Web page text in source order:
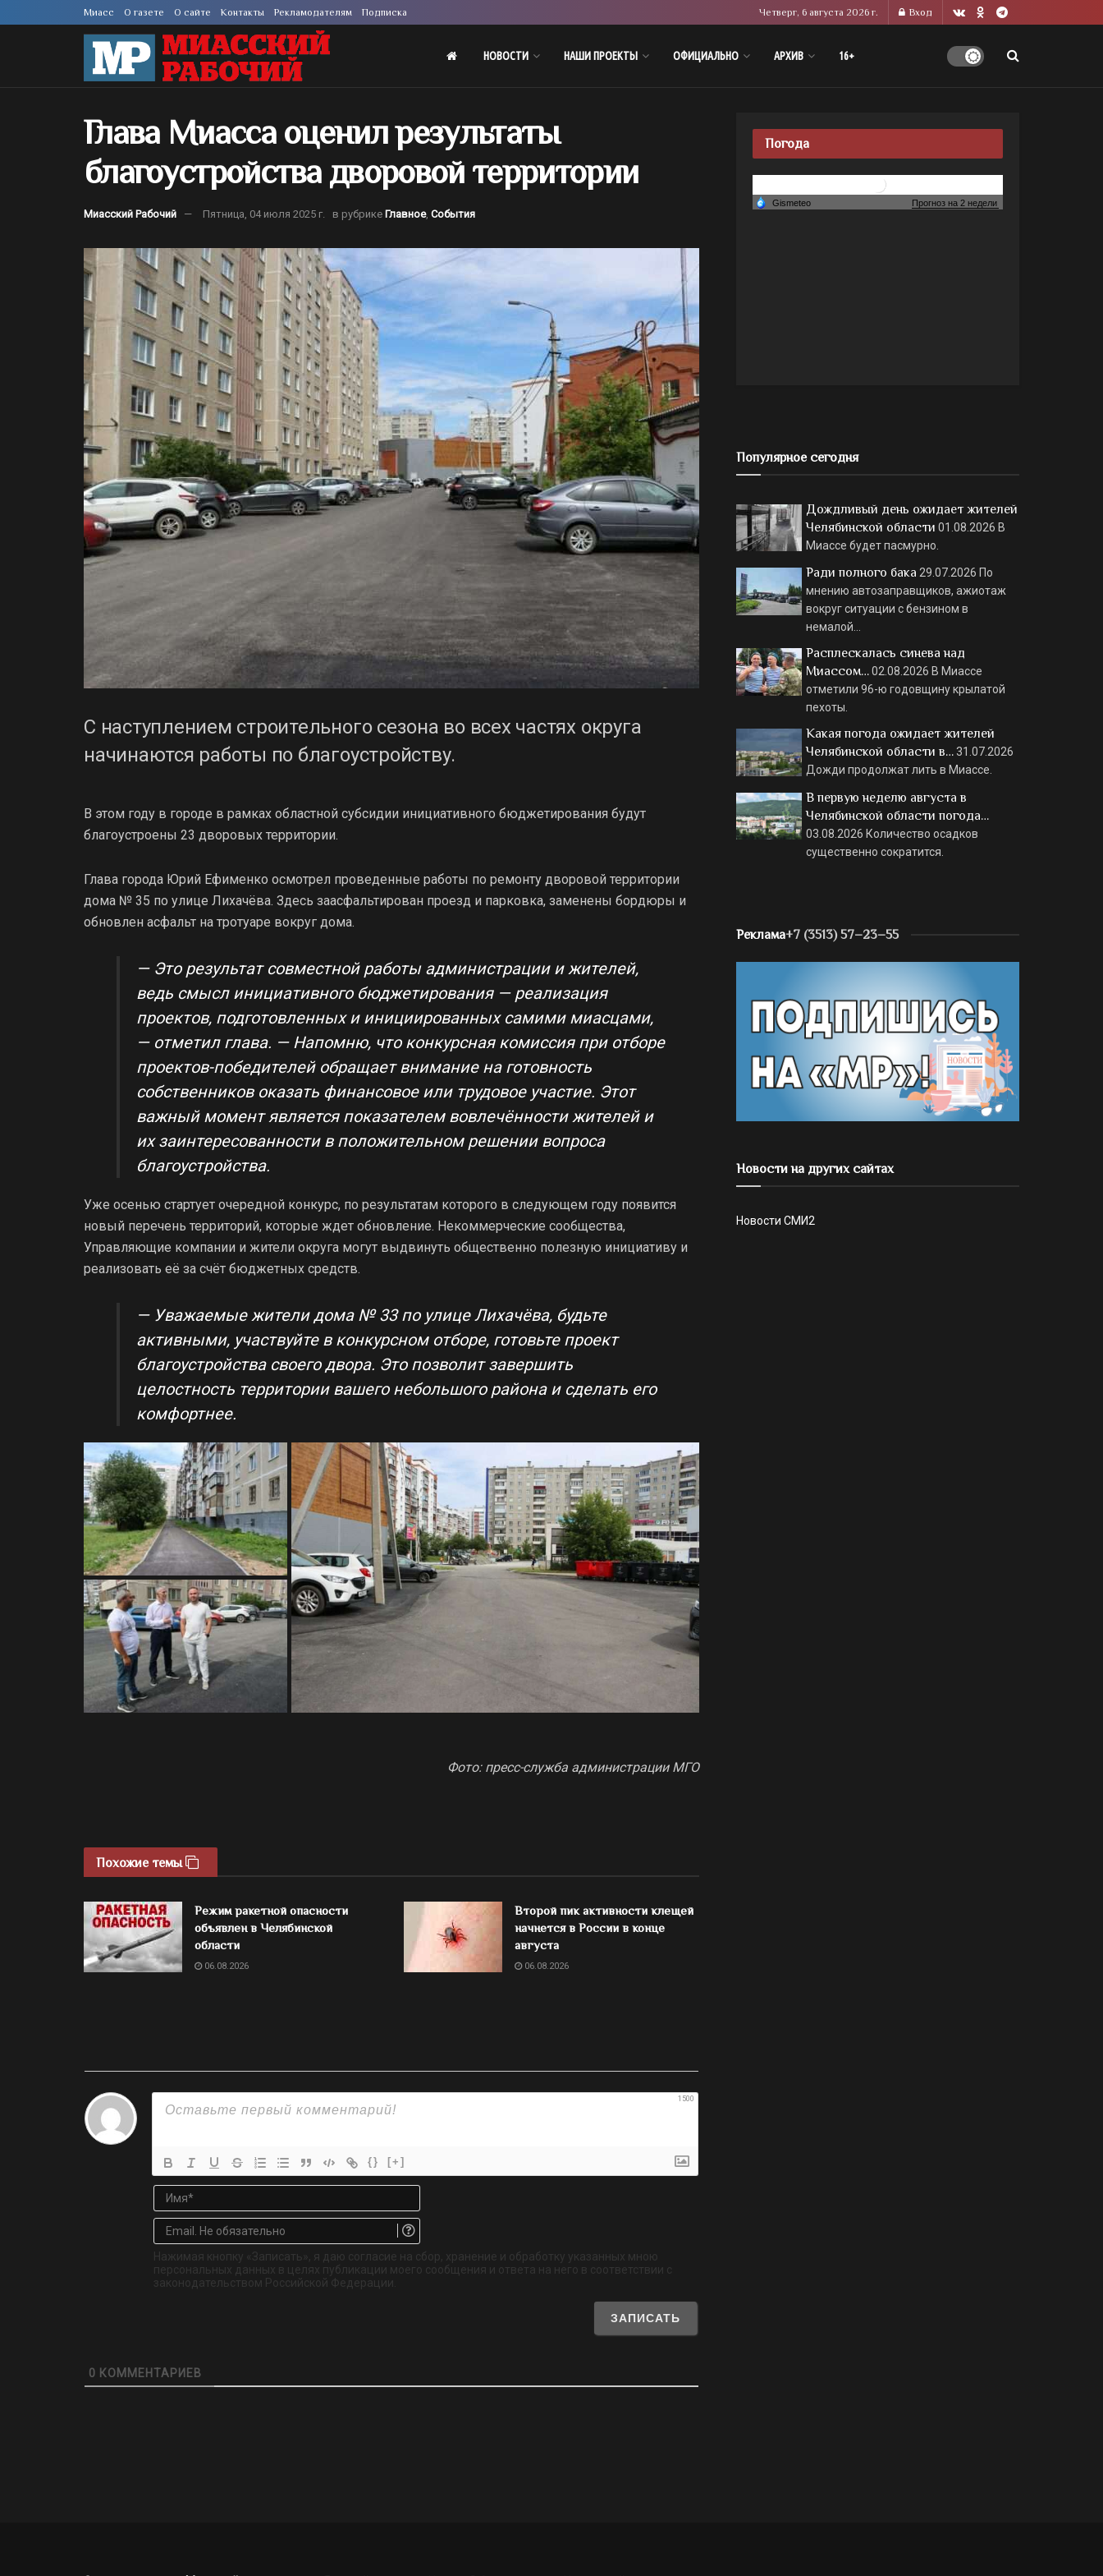
Миасс О газете О сайте Контакты Рекламодателям Подписка Четверг, 6 августа 2026 г. Вход
НОВОСТИ НАШИ ПРОЕКТЫ ОФИЦИАЛЬНО АРХИВ 16+
Глава Миасса оценил результаты
благоустройства дворовой территории
Миасский Рабочий Пятница, 04 июля 2025 г. в рубрике Главное, События
С наступлением строительного сезона во всех частях округа
начинаются работы по благоустройству.
В этом году в городе в рамках областной субсидии инициативного бюджетирования будут
благоустроены 23 дворовых территории.
Глава города Юрий Ефименко осмотрел проведенные работы по ремонту дворовой территории
дома № 35 по улице Лихачёва. Здесь заасфальтирован проезд и парковка, заменены бордюры и
обновлен асфальт на тротуаре вокруг дома.
— Это результат совместной работы администрации и жителей,
ведь смысл инициативного бюджетирования — реализация
проектов, подготовленных и инициированных самими миасцами,
— отметил глава. — Напомню, что конкурсная комиссия при отборе
проектов-победителей обращает внимание на готовность
собственников оказать финансовое или трудовое участие. Этот
важный момент является показателем вовлечённости жителей и
их заинтересованности в положительном решении вопроса
благоустройства.
Уже осенью стартует очередной конкурс, по результатам которого в следующем году появится
новый перечень территорий, которые ждет обновление. Некоммерческие сообщества,
Управляющие компании и жители округа могут выдвинуть общественно полезную инициативу и
реализовать её за счёт бюджетных средств.
— Уважаемые жители дома № 33 по улице Лихачёва, будьте
активными, участвуйте в конкурсном отборе, готовьте проект
благоустройства своего двора. Это позволит завершить
целостность территории вашего небольшого района и сделать его
комфортнее.
Фото: пресс-служба администрации МГО
Похожие темы
Режим ракетной опасности
объявлен в Челябинской
области
06.08.2026
Второй пик активности клещей
начнется в России в конце
августа
06.08.2026
1500
{} [+]
Имя*
Email.
обязательно
Нажимая кнопку «Записать», я даю согласие на сбор, хранение и обработку указанных мною
персональных данных в целях публикации моего сообщения и ответа на него в соответствии с
законодательством Российской Федерации.
0 КОММЕНТАРИЕВ
Погода
Популярное сегодня
Дождливый день ожидает жителей
Челябинской области 01.08.2026 В
Миассе будет пасмурно.
Ради полного бака 29.07.2026 По
мнению автозаправщиков, ажиотаж
вокруг ситуации с бензином в
немалой…
Расплескалась синева над
Миассом…02.08.2026 В Миассе
отметили 96-ю годовщину крылатой
пехоты.
Какая погода ожидает жителей
Челябинской области в…31.07.2026
Дожди продолжат лить в Миассе.
В первую неделю августа в
Челябинской области погода…
03.08.2026 Количество осадков
существенно сократится.
Реклама+7 (3513) 57–23–55
Новости на других сайтах
Новости СМИ2